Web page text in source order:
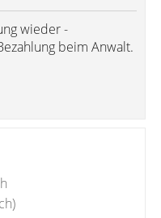
wieder -
beim Anwalt.